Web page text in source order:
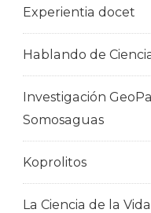
Experientia docet
Hablando de
Investigación
Somosaguas
Koprolitos
La Ciencia de la Vida